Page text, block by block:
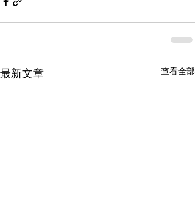
最新文章 查看全部